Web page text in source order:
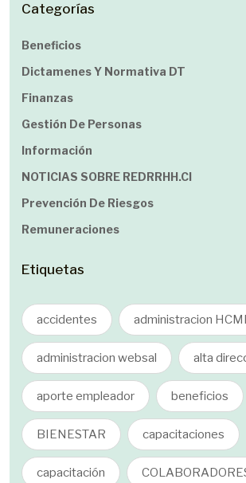
Categorías
Beneficios
Dictamenes Y Normativa DT
Finanzas
Gestión De Personas
Información
NOTICIAS SOBRE REDRRHH.cl
Prevención De Riesgos
Remuneraciones
Etiquetas
accidentes administracion
administracion websal alta
aporte empleador beneficios
BIENESTAR capacitaciones
capacitación